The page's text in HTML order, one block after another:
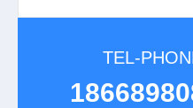
TEL-